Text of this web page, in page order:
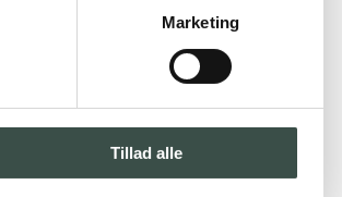
Marketing
Tillad alle